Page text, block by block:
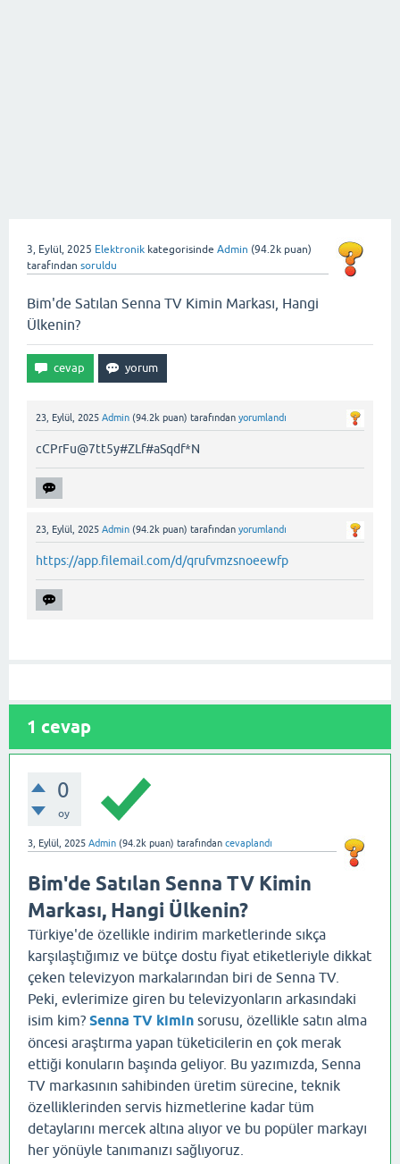
3, Eylül, 2025 Elektronik kategorisinde Admin (94.2k puan)
tarafından soruldu
Bim'de Satılan Senna TV Kimin Markası, Hangi
Ülkenin?
23, Eylül, 2025 Admin (94.2k puan) tarafından yorumlandı
cCPrFu@7tt5y#ZLf#aSqdf*N
23, Eylül, 2025 Admin (94.2k puan) tarafından yorumlandı
https://app.filemail.com/d/qrufvmzsnoeewfp
1 cevap
0
oy
3, Eylül, 2025 Admin (94.2k puan) tarafından cevaplandı
Bim'de Satılan Senna TV Kimin
Markası, Hangi Ülkenin?
Türkiye'de özellikle indirim marketlerinde sıkça
karşılaştığımız ve bütçe dostu fiyat etiketleriyle dikkat
çeken televizyon markalarından biri de Senna TV.
Peki, evlerimize giren bu televizyonların arkasındaki
isim kim? Senna TV kimin sorusu, özellikle satın alma
öncesi araştırma yapan tüketicilerin en çok merak
ettiği konuların başında geliyor. Bu yazımızda, Senna
TV markasının sahibinden üretim sürecine, teknik
özelliklerinden servis hizmetlerine kadar tüm
detaylarını mercek altına alıyor ve bu popüler markayı
her yönüyle tanımanızı sağlıyoruz.